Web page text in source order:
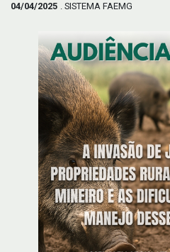
04/04/2025 . SISTEMA FAEMG